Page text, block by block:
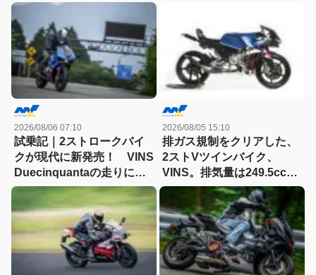
2026/08/06 07:10
試乗記｜2ストロークバイ
クが現代に新発売！ VINS
Duecinquantaの走りに大
感動
2026/08/05 15:10
排ガス規制をクリアした、
2ストVツインバイク、
VINS。排気量は249.5cc、
83HPを絞り出す。そのエ
ンジンの技術とは